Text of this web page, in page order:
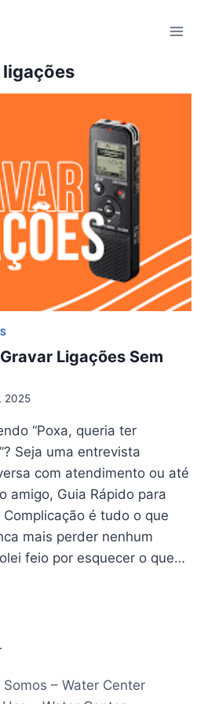
Ligações Sem
2025
“Poxa, queria ter
Seja uma entrevista
com atendimento ou até
amigo, Guia Rápido para
é tudo o que
mais perder nenhum
feio por esquecer o que…
Somos – Water Center